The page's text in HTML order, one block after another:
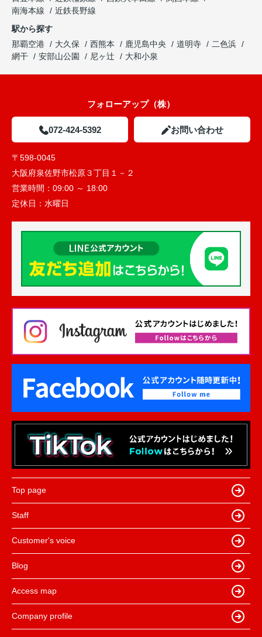
南海本線
近鉄長野線
駅から探す
那覇空港
大久保 西熊本 鹿児島中央 道明寺
二色浜
網干
安部山公園 尼ヶ辻 大和小泉
フォローアップ（株）
072-424-5392 お問い合わせ
〒598-0045
大阪府泉佐野市松原３丁目１－２
営業時間： 09:00 ～ 18:00
定休日： 水曜日
Top page
Staff
Customer's voice
Blog
Access map
Company profile